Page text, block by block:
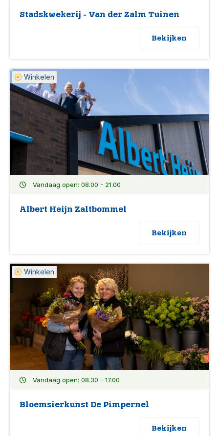
Stadskwekerij - Van der Zalm Tuinen
Bekijken
Winkelen
Vandaag open: 08.00 - 21.00
Albert Heijn Zaltbommel
Bekijken
Winkelen
Vandaag open: 08.30 - 17.00
Bloemsierkunst De Pimpernel
Bekijken